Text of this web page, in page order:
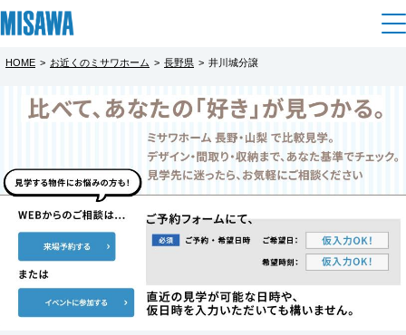
住まい
商品ラインアップ
デザイン
テクノロジー（住まいの性能）
建築事例・建築実例
個人のお客さま
賃貸住宅
賃貸併用住宅
リフォーム
戸建て・マンション
ミサワリフォームとは
まちづくり
複合開発・投資開発
オーナーサポート
HOME > お近くのミサワホーム > 長野県 > 井川城分譲
都道府県を選択
北海道
北海道
東北
青森県
【予約制】建売住宅見学会【松本市井川
完全予約制
松本市井川城に新しくモデルハウスが完成！
【予約制】にて見学会を開催いたします。
スキップ平屋 ＋ 蔵 ＋ カーポート２台